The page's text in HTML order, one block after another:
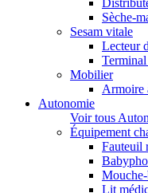
Sèche-
Sesam vitale
Lecteur
Mobilier
Armoire
Autonomie
Voir tous
Équipement
Fauteuil
Lit